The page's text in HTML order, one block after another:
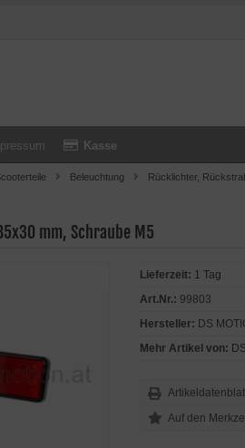
Kasse
Beleuchtung Rücklichter,
mm, Schraube M5
Lieferzeit: 1 Tag
Art.Nr.: 99803
Hersteller: DS
Mehr Artikel von: